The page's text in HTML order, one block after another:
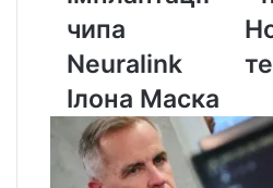
чипа
Neuralink
Ілона
Маска
чипа
Neuralink
Ілона Маска